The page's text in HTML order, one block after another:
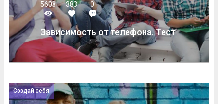
5608 383 0
Зависимость от телефона. Тест
Создай себя